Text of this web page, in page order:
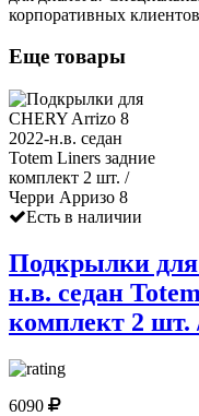
корпоративных
Еще товары
Есть в наличии
Подкрылки
н.в. седан
комплект 2 шт.
6090